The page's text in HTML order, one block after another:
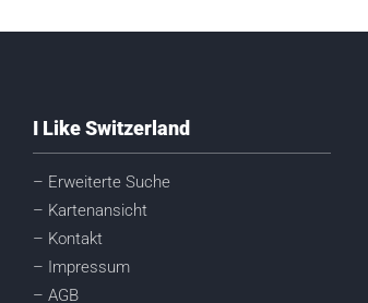
I Like Switzerland
– Erweiterte Suche
– Kartenansicht
– Kontakt
– Impressum
– AGB